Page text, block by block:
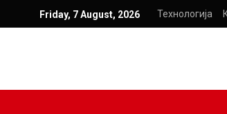
Friday, 7 August, 2026 Технологија